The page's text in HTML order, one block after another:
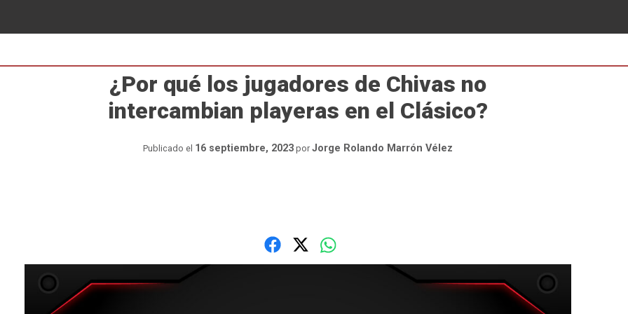
¿Por qué los jugadores de Chivas no
intercambian playeras en el Clásico?
Publicado el 16 septiembre, 2023 porJorge Rolando Marrón Vélez